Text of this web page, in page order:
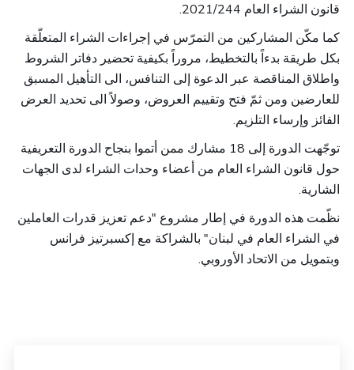
قانون الشراء العام 2021/244.
كما مكّن المشاركين من التمرّس في إجراءات الشراء المتعلّقة
بكل طريقة بدءاً بالتخطيط، مروراً بكيفية تحضير دفاتر الشروط
واطلاق المناقصة عبر الدعوة إلى التنافس، الى التأهيل المسبق
للعارضين ومن ثمّ فتح وتقييم العروض، وصولاً الى تحديد العرض
الفائز وإرساء التلزيم.
توجّهت الدورة إلى 18 مشارك ممن أتموا بنجاح الدورة التعريفية
حول قانون الشراء العام من أعضاء وحدات الشراء لدى الجهات
الشارية.
نظّمت هذه الدورة في إطار مشروع "دعم تعزيز قدرات العاملين
في الشراء العام في لبنان" بالشراكة مع إكسبرتيز فرانس
وبتمويل من الاتحاد الأوروبي.